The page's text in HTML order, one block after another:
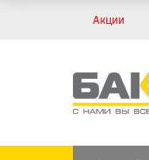
Акции